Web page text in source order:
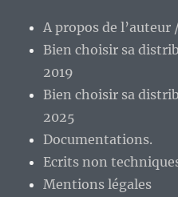
A propos de
Bien choisir sa
2019
Bien choisir sa
2025
Documentations.
Ecrits non
Mentions légales